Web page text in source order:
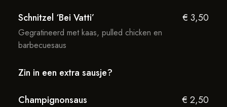
Schnitzel ‘Bei Vatti’ € 3,50
Gegratineerd met kaas, pulled chicken en
barbecuesaus
Zin in een extra sausje?
Champignonsaus € 2,50